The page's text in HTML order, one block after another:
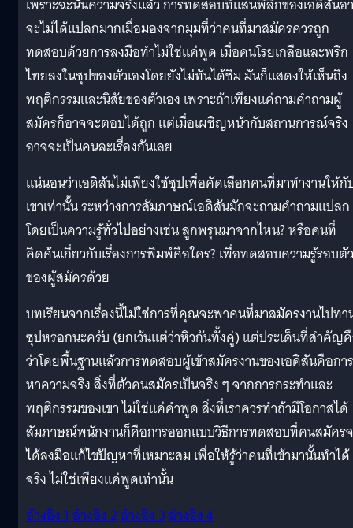
เพราะฉะนั้นความจริงแล้ว การทดสอบที่แสนพิลึกของเอดิสันอ
จะไม่ได้แปลกมากเมื่อมองจากมุมที่ว่าคนที่มาสมัครควรถูก
ทดสอบด้วยการลงมือทำไม่ใช่แค่พูด เมื่อคนโรยเกลือและพริก
ไทยลงในซุปของตัวเองโดยยังไม่ทันได้ชิม มันก็แสดงให้เห็นถึง
พฤติกรรมและนิสัยของตัวเอง เพราะถ้าเพียงแค่ถามคำถามผู้
สมัครก็อาจจะตอบได้ถูก แต่เมื่อเผชิญหน้ากับสถานการณ์จริง
อาจจะเป็นคนละเรื่องกันเลย
แน่นอนว่าเอดิสันไม่เพียงใช้ซุปเพื่อคัดเลือกคนที่มาทำงานให้กั
เขาเท่านั้น ระหว่างการสัมภาษณ์เอดิสันมักจะถามคำถามแปล
โดยเป็นความรู้ทั่วไปอย่างเช่น ลูกพรุนมาจากไหน? หรือคนที่
คิดค้นเกี่ยวกับเรื่องการพิมพ์คือใคร? เพื่อทดสอบความรู้รอบตัว
ของผู้สมัครด้วย
บทเรียนจากเรื่องนี้ไม่ใช่การที่คุณจะพาคนที่มาสมัครงานไปทา
ซุปหรอกนะครับ (ยกเว้นแต่ว่าหิวกันทั้งคู่) แต่ประเด็นที่สำคัญ
ว่าโดยพื้นฐานแล้วการทดสอบผู้เข้าสมัครงานของเอดิสันคือการ
หาความจริง สิ่งที่ตัวคนสมัครเป็นจริง ๆ จากการกระทำและ
พฤติกรรมของเขา ไม่ใช่แค่คำพูด สิ่งที่เราควรทำถ้ามีโอกาสได้
สัมภาษณ์พนักงานก็คือการออกแบบวิธีการทดสอบที่คนสมัคร
ได้ลงมือแก้ไขปัญหาที่เหมาะสม เพื่อให้รู้ว่าคนที่เข้ามานั้นทำได้
จริง ไม่ใช่เพียงแค่พูดเท่านั้น
อ้างอิง 1อ้างอิง 2อ้างอิง 3อ้างอิง 4